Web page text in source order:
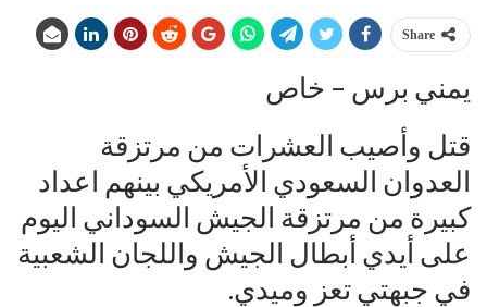
Share
يمني برس – خاص
قتل وأصيب العشرات من مرتزقة
العدوان السعودي الأمريكي بينهم اعداد
كبيرة من مرتزقة الجيش السوداني اليوم
على أيدي أبطال الجيش واللجان الشعبية
في جبهتي تعز وميدي.